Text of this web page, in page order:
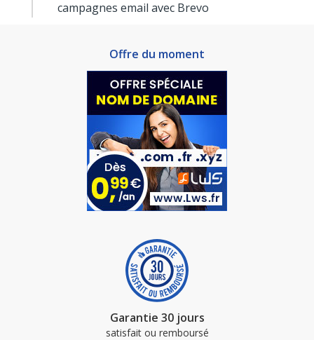
campagnes email avec Brevo
Offre du moment
Garantie 30 jours
satisfait ou remboursé